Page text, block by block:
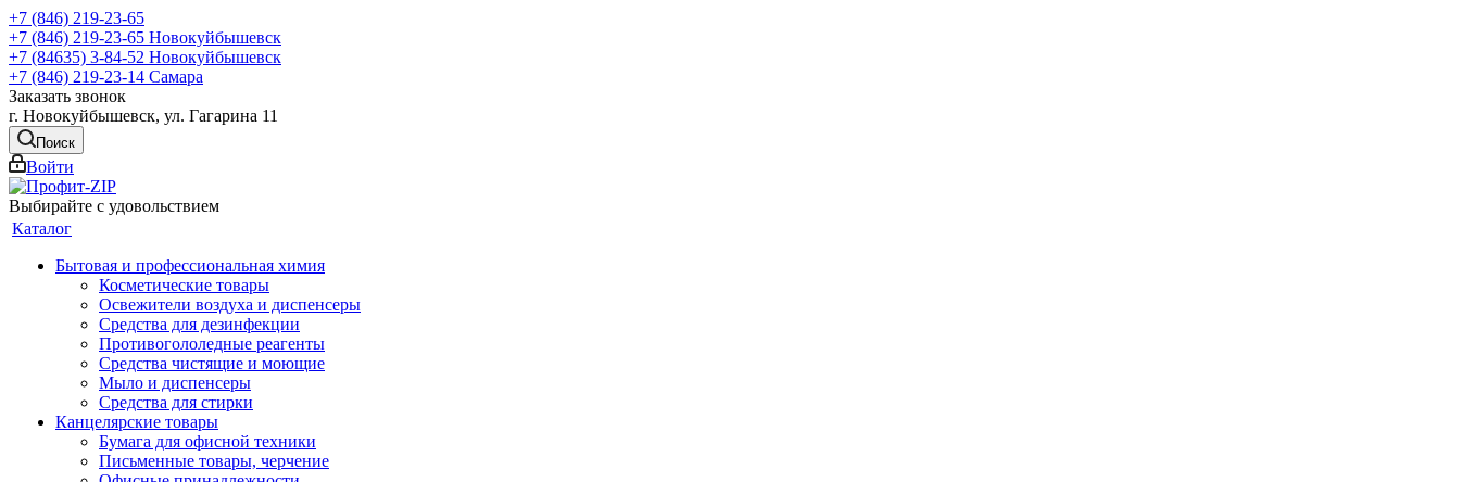
+7 (846) 219-23-65
+7 (846) 219-23-65 Новокуйбышевск
+7 (84635) 3-84-52 Новокуйбышевск
+7 (846) 219-23-14 Самара
Заказать звонок
г. Новокуйбышевск, ул. Гагарина 11
Поиск
Войти
Выбирайте с удовольствием
Каталог
Бытовая и профессиональная химия
Косметические товары
Освежители воздуха и диспенсеры
Средства для дезинфекции
Противогололедные реагенты
Средства чистящие и моющие
Мыло и диспенсеры
Средства для стирки
Канцелярские товары
Бумага для офисной техники
Письменные товары, черчение